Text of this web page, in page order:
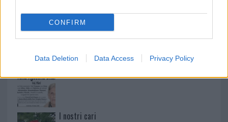
CONFIRM
Data Deletion Data Access Privacy Policy
Paolo Pinna
I nostri cari